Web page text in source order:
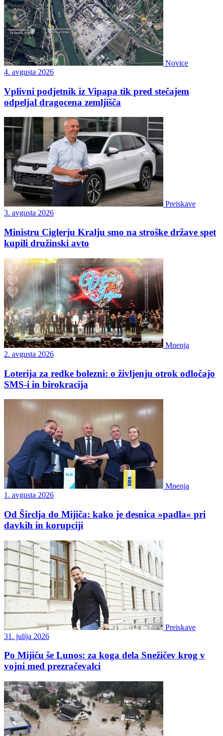
Novice
4. avgusta 2026
Vplivni podjetnik iz Vipapa tik pred stečajem
odpeljal dragocena zemljišča
Preiskave
3. avgusta 2026
Ministru Ciglerju Kralju smo na stroške države spet
kupili družinski avto
Mnenja
2. avgusta 2026
Loterija za redke bolezni: o življenju otrok odločajo
SMS-i in birokracija
Mnenja
1. avgusta 2026
Od Širclja do Mijiča: kako je desnica »padla« pri
davkih in korupciji
Preiskave
31. julija 2026
Po Mijiču še Lunos: za koga dela Snežičev krog v
vojni med prezračevalci